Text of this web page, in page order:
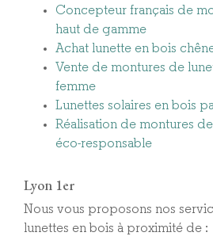
Concepteur français de
haut de gamme
Achat lunette en bois
Vente de montures de
femme
Lunettes solaires en bois
Réalisation de montures
éco-responsable
Lyon 1er
Nous vous proposons nos
lunettes en bois à proximité de :